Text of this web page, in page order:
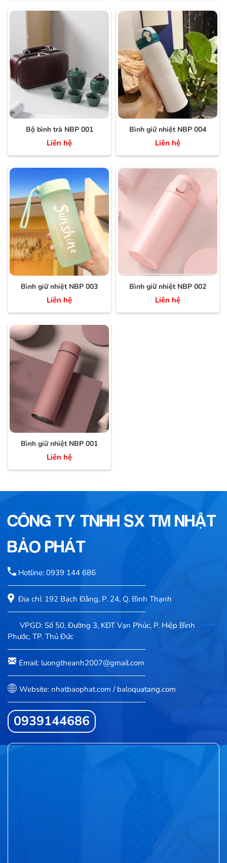
Bộ bình trà NBP 001
Liên hệ
Bình giữ nhiệt NBP 004
Liên hệ
Bình giữ nhiệt NBP 003
Liên hệ
Bình giữ nhiệt NBP 002
Liên hệ
Bình giữ nhiệt NBP 001
Liên hệ
CÔNG TY TNHH SX TM NHẬT
BẢO PHÁT
Hotline: 0939 144 686
Địa chỉ: 192 Bạch Đằng, P. 24, Q. Bình Thạnh
VPGD: Số 50, Đường 3, KĐT Vạn Phúc, P. Hiệp Bình
Phước, TP. Thủ Đức
Email: luongtheanh2007@gmail.com
Website: nhatbaophat.com / baloquatang.com
0939144686